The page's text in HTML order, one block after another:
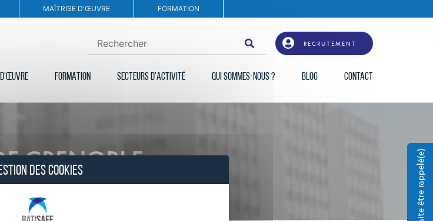
MAÎTRISE D'ŒUVRE FORMATION
RECRUTEMENT
FORMATION SECTEURS D'ACTIVITÉ QUI SOMMES-NOUS ? BLOG CONTACT
GRENOBLE
DES COOKIES